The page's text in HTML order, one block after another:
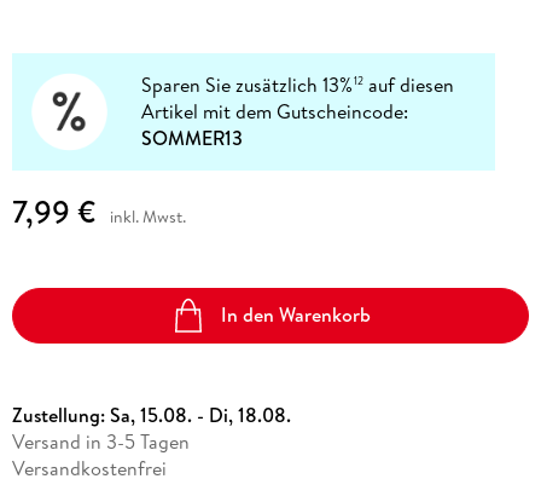
Sparen Sie zusätzlich 13%12 auf diesen
Artikel mit dem Gutscheincode:
SOMMER13
7,99 € inkl. Mwst.
In den Warenkorb
Zustellung:Sa, 15.08. - Di, 18.08.
Versand in 3-5 Tagen
Versandkostenfrei